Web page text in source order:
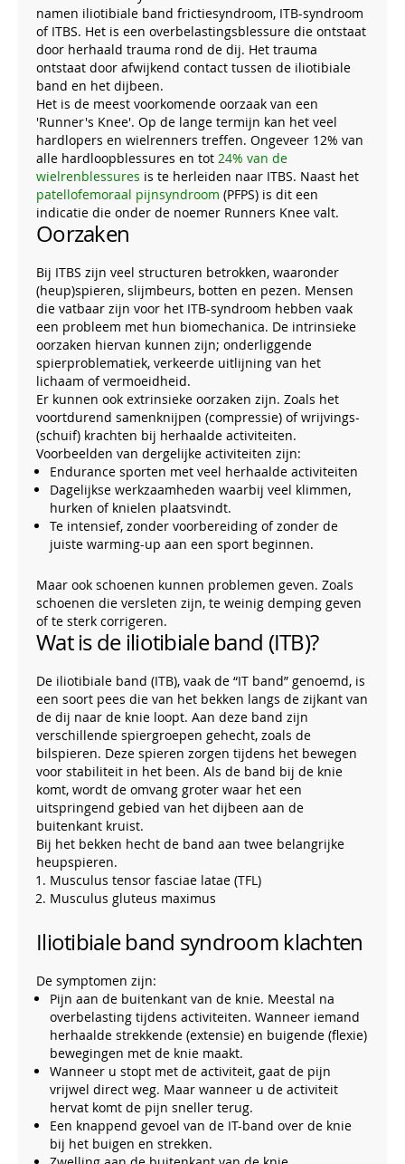
namen iliotibiale band frictiesyndroom, ITB-syndroom
of ITBS. Het is een overbelastingsblessure die ontstaat
door herhaald trauma rond de dij. Het trauma
ontstaat door afwijkend contact tussen de iliotibiale
band en het dijbeen.
Het is de meest voorkomende oorzaak van een
'Runner's Knee'. Op de lange termijn kan het veel
hardlopers en wielrenners treffen. Ongeveer 12% van
alle hardloopblessures en tot 24% van de
wielrenblessures is te herleiden naar ITBS. Naast het
patellofemoraal pijnsyndroom (PFPS) is dit een
indicatie die onder de noemer Runners Knee valt.
Oorzaken
Bij ITBS zijn veel structuren betrokken, waaronder
(heup)spieren, slijmbeurs, botten en pezen. Mensen
die vatbaar zijn voor het ITB-syndroom hebben vaak
een probleem met hun biomechanica. De intrinsieke
oorzaken hiervan kunnen zijn; onderliggende
spierproblematiek, verkeerde uitlijning van het
lichaam of vermoeidheid.
Er kunnen ook extrinsieke oorzaken zijn. Zoals het
voortdurend samenknijpen (compressie) of wrijvings-
(schuif) krachten bij herhaalde activiteiten.
Voorbeelden van dergelijke activiteiten zijn:
Endurance sporten met veel herhaalde activiteiten
Dagelijkse werkzaamheden waarbij veel klimmen,
hurken of knielen plaatsvindt.
Te intensief, zonder voorbereiding of zonder de
juiste warming-up aan een sport beginnen.
Maar ook schoenen kunnen problemen geven. Zoals
schoenen die versleten zijn, te weinig demping geven
of te sterk corrigeren.
Wat is de iliotibiale band (ITB)?
De iliotibiale band (ITB), vaak de “IT band” genoemd, is
een soort pees die van het bekken langs de zijkant van
de dij naar de knie loopt. Aan deze band zijn
verschillende spiergroepen gehecht, zoals de
bilspieren. Deze spieren zorgen tijdens het bewegen
voor stabiliteit in het been. Als de band bij de knie
komt, wordt de omvang groter waar het een
uitspringend gebied van het dijbeen aan de
buitenkant kruist.
Bij het bekken hecht de band aan twee belangrijke
heupspieren.
Musculus tensor fasciae latae (TFL)
Musculus gluteus maximus
Iliotibiale band syndroom klachten
De symptomen zijn:
Pijn aan de buitenkant van de knie. Meestal na
overbelasting tijdens activiteiten. Wanneer iemand
herhaalde strekkende (extensie) en buigende (flexie)
bewegingen met de knie maakt.
Wanneer u stopt met de activiteit, gaat de pijn
vrijwel direct weg. Maar wanneer u de activiteit
hervat komt de pijn sneller terug.
Een knappend gevoel van de IT-band over de knie
bij het buigen en strekken.